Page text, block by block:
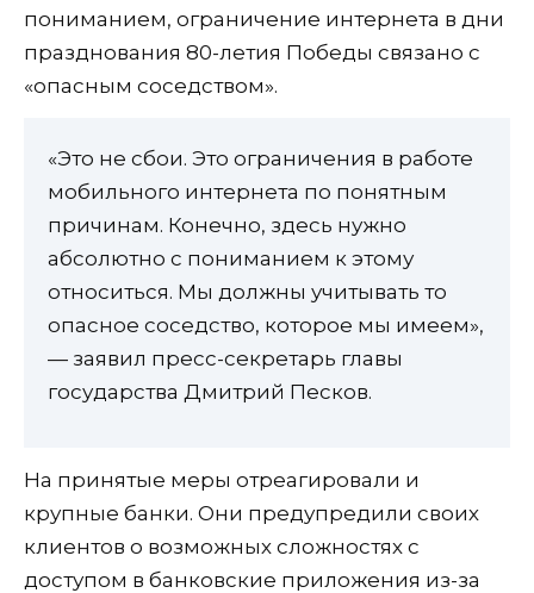
пониманием, ограничение интернета в дни
празднования 80-летия Победы связано с
«опасным соседством».
«Это не сбои. Это ограничения в работе
мобильного интернета по понятным
причинам. Конечно, здесь нужно
абсолютно с пониманием к этому
относиться. Мы должны учитывать то
опасное соседство, которое мы имеем»,
— заявил пресс-секретарь главы
государства Дмитрий Песков.
На принятые меры отреагировали и
крупные банки. Они предупредили своих
клиентов о возможных сложностях с
доступом в банковские приложения из-за